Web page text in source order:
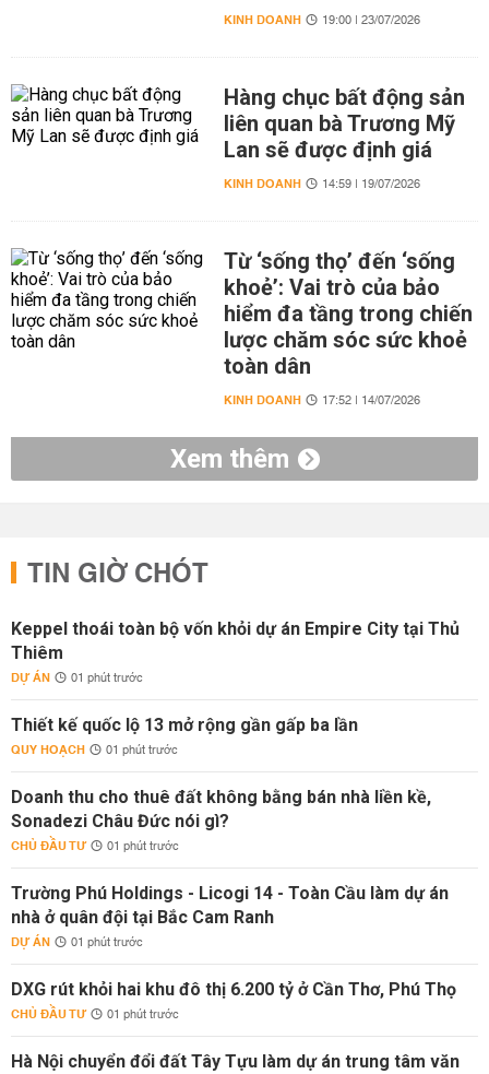
KINH DOANH 19:00 | 23/07/2026
Hàng chục bất động sản
liên quan bà Trương Mỹ
Lan sẽ được định giá
KINH DOANH 14:59 | 19/07/2026
Từ ‘sống thọ’ đến ‘sống
khoẻ’: Vai trò của bảo
hiểm đa tầng trong chiến
lược chăm sóc sức khoẻ
toàn dân
KINH DOANH 17:52 | 14/07/2026
Xem thêm
TIN GIỜ CHÓT
Keppel thoái toàn bộ vốn khỏi dự án Empire City tại Thủ
Thiêm
DỰ ÁN 01 phút trước
Thiết kế quốc lộ 13 mở rộng gần gấp ba lần
QUY HOẠCH 01 phút trước
Doanh thu cho thuê đất không bằng bán nhà liền kề,
Sonadezi Châu Đức nói gì?
CHỦ ĐẦU TƯ 01 phút trước
Trường Phú Holdings - Licogi 14 - Toàn Cầu làm dự án
nhà ở quân đội tại Bắc Cam Ranh
DỰ ÁN 01 phút trước
DXG rút khỏi hai khu đô thị 6.200 tỷ ở Cần Thơ, Phú Thọ
CHỦ ĐẦU TƯ 01 phút trước
Hà Nội chuyển đổi đất Tây Tựu làm dự án trung tâm văn